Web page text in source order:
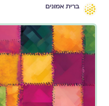
ברית אמונים